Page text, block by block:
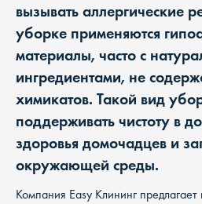
вызывать аллергические
уборке применяются
материалы, часто с
ингредиентами, не
химикатов. Такой вид
поддерживать чистоту в
здоровья домочадцев и
окружающей среды.
Компания Easy Клининг